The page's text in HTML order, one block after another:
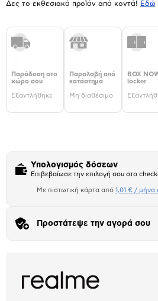
Δες το εκθεσιακό προϊόν από κοντά! Eδώ
Παράδοση στο
χώρο σου
Εξαντλήθηκε
Παραλαβή από
κατάστημα
Μη διαθέσιμο
BOX
locker
Υπολογισμός δόσεων
Επιβεβαίωσε την επιλογή σου στο
Αριθμός δόσεων
Με πιστωτική κάρτα από 1,01 € / μήνα
Προστάτεψε την αγορά σου